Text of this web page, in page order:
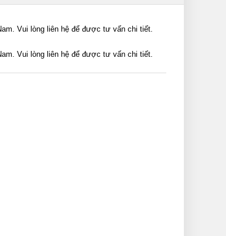
Vui lòng liên hệ để được tư vấn chi tiết.
Vui lòng liên hệ để được tư vấn chi tiết.